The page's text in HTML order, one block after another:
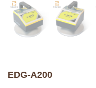
EDG-A200